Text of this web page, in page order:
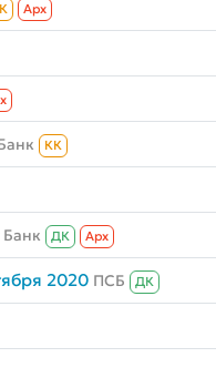
Aрх
КК
ДК Aрх
2020 ПСБ ДК